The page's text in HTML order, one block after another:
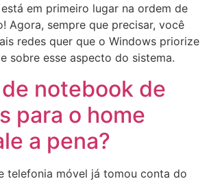
em primeiro lugar na ordem de
Agora, sempre que precisar, você
redes quer que o Windows priorize
sobre esse aspecto do sistema.
notebook de
para o home
a pena?
telefonia móvel já tomou conta do